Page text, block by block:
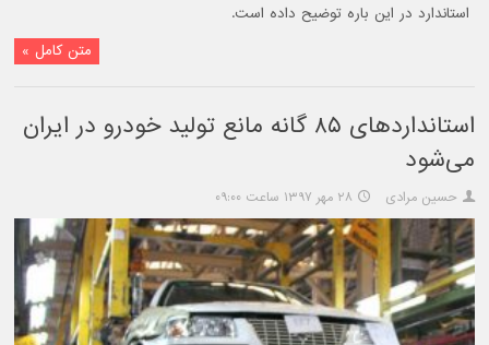
استاندارد در این باره توضیح داده است.
متن کامل »
استانداردهای ۸۵ گانه مانع تولید خودرو در ایران
می‌شود
حسین مرادی ۲۸ مهر ۱۳۹۷ ساعت ۰۹:۰۰